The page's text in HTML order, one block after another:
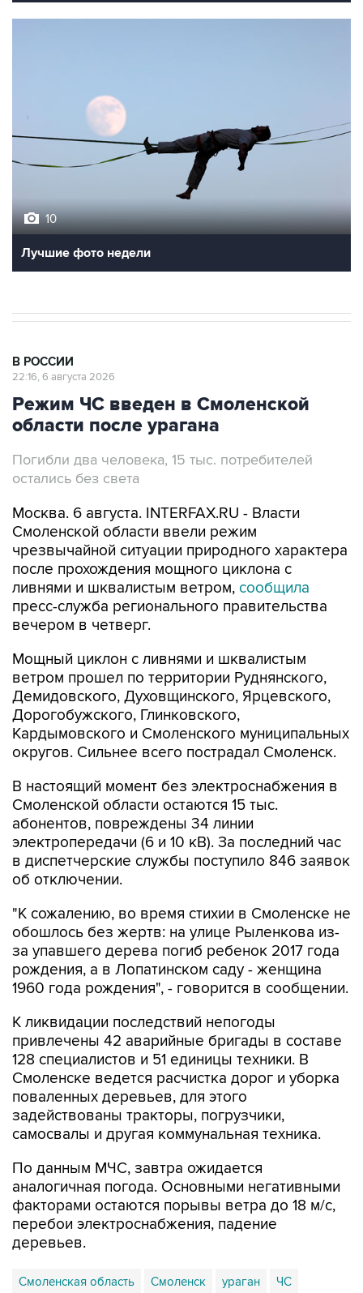
10
Лучшие фото недели
В РОССИИ
22:16, 6 августа 2026
Режим ЧС введен в Смоленской
области после урагана
Погибли два человека, 15 тыс. потребителей
остались без света
Москва. 6 августа. INTERFAX.RU - Власти
Смоленской области ввели режим
чрезвычайной ситуации природного характера
после прохождения мощного циклона с
ливнями и шквалистым ветром, сообщила
пресс-служба регионального правительства
вечером в четверг.
Мощный циклон с ливнями и шквалистым
ветром прошел по территории Руднянского,
Демидовского, Духовщинского, Ярцевского,
Дорогобужского, Глинковского,
Кардымовского и Смоленского муниципальных
округов. Сильнее всего пострадал Смоленск.
В настоящий момент без электроснабжения в
Смоленской области остаются 15 тыс.
абонентов, повреждены 34 линии
электропередачи (6 и 10 кВ). За последний час
в диспетчерские службы поступило 846 заявок
об отключении.
"К сожалению, во время стихии в Смоленске не
обошлось без жертв: на улице Рыленкова из-
за упавшего дерева погиб ребенок 2017 года
рождения, а в Лопатинском саду - женщина
1960 года рождения", - говорится в сообщении.
К ликвидации последствий непогоды
привлечены 42 аварийные бригады в составе
128 специалистов и 51 единицы техники. В
Смоленске ведется расчистка дорог и уборка
поваленных деревьев, для этого
задействованы тракторы, погрузчики,
самосвалы и другая коммунальная техника.
По данным МЧС, завтра ожидается
аналогичная погода. Основными негативными
факторами остаются порывы ветра до 18 м/с,
перебои электроснабжения, падение
деревьев.
Смоленская область Смоленск ураган ЧС